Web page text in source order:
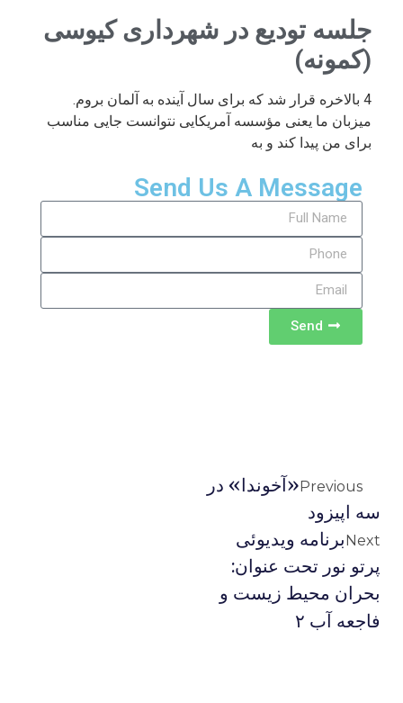
جلسه تودیع در شهرداری کیوسی
(کمونه)
4 بالاخره قرار شد که برای سال آینده به آلمان بروم.
میزبان ما یعنی مؤسسه آمریکایی نتوانست جایی مناسب
برای من پیدا کند و به
Send Us A Message
Send
Previous«آخوندا» در
سه اپیزود
Nextبرنامه ویدیوئى
پرتو نور تحت عنوان:
بحران محيط زيست و
فاجعه آب ۲